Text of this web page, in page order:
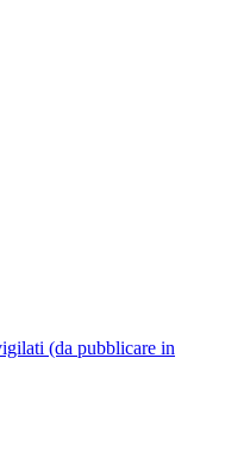
(da pubblicare in